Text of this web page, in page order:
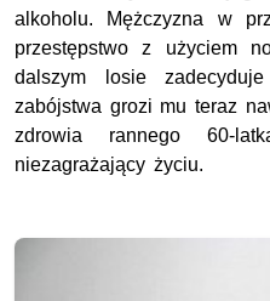
alkoholu. Mężczyzna w
przestępstwo z użyciem
dalszym losie
zabójstwa grozi mu teraz
zdrowia rannego 60-
niezagrażający życiu.